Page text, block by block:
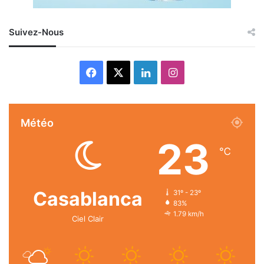
Suivez-Nous
Facebook LinkedinInstagram
Météo
Casablanca
Ciel Clair
23 ℃
31º - 23º
83%
1.79 km/h